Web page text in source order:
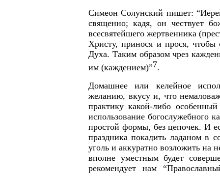
Симеон Солунский пишет:
священно; кадя, он чествует
всесвятейшего жертвенника
Христу, принося и прося, чтобы
Духа. Таким образом чрез
им (каждением)”7.
Домашнее или келейное
желанию, вкусу и, что
практику какой-либо
использование богослужебного
простой формы, без цепочек. И
праздника покадить ладаном в
уголь и аккуратно возложить на
вполне уместным будет
рекомендует нам